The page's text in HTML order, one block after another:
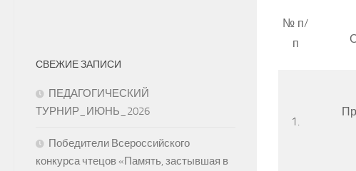
№ п/
п
1.
СВЕЖИЕ ЗАПИСИ
ПЕДАГОГИЧЕСКИЙ
ТУРНИР_ИЮНЬ_2026
Победители Всероссийского
конкурса чтецов «Память, застывшая в